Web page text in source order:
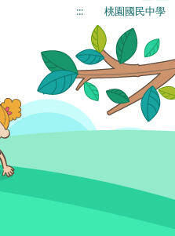
::: 桃園國民中學